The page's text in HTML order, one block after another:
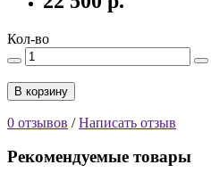
Кол-во
В корзину
0 отзывов /Написать отзыв
Рекомендуемые товары